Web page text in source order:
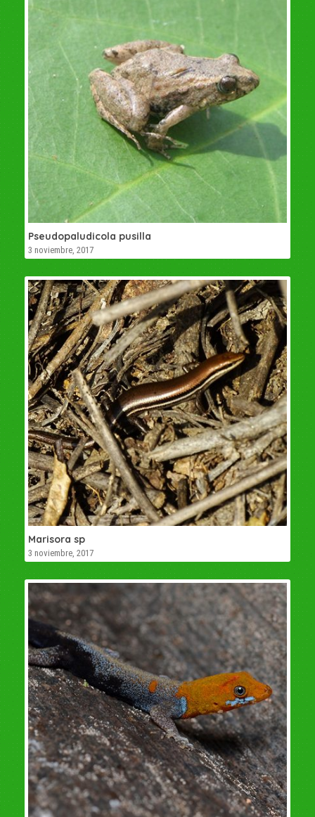
Pseudopaludicola pusilla
3 noviembre, 2017
Marisora sp
3 noviembre, 2017